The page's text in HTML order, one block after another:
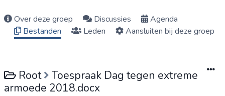
Over deze groep Discussies
Agenda
Bestanden
Leden Aansluiten bij deze groep
Root
Toespraak Dag tegen extreme
armoede 2018.docx